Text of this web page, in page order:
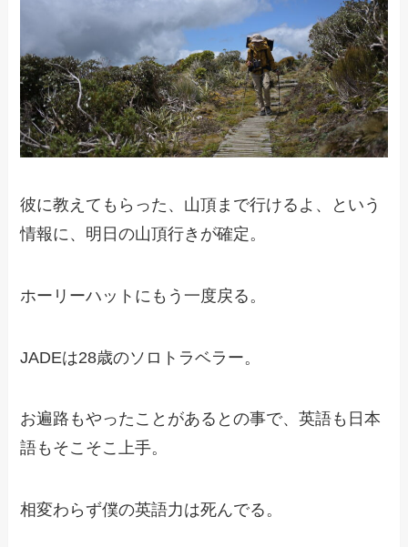
彼に教えてもらった、山頂まで行けるよ、という
情報に、明日の山頂行きが確定。
ホーリーハットにもう一度戻る。
JADEは28歳のソロトラベラー。
お遍路もやったことがあるとの事で、英語も日本
語もそこそこ上手。
相変わらず僕の英語力は死んでる。